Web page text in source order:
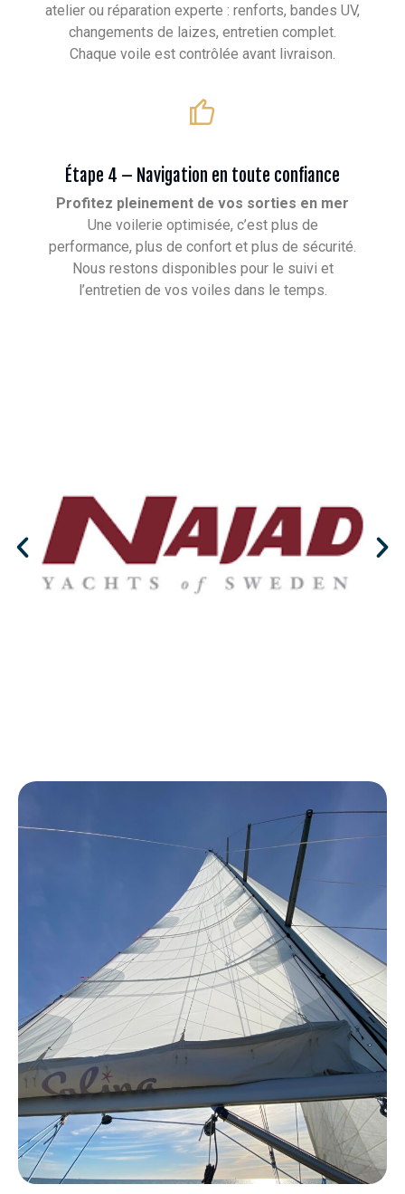
atelier ou réparation experte : renforts, bandes UV,
changements de laizes, entretien complet.
Chaque voile est contrôlée avant livraison.
Étape 4 – Navigation en toute confiance
Profitez pleinement de vos sorties en mer
Une voilerie optimisée, c’est plus de
performance, plus de confort et plus de sécurité.
Nous restons disponibles pour le suivi et
l’entretien de vos voiles dans le temps.